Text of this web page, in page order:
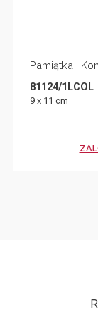
Pamiątka I
81124/1LCOL
9 x 11 cm